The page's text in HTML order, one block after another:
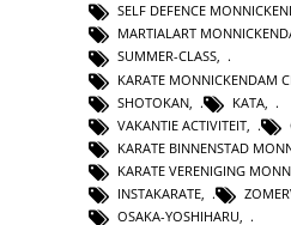
SELF DEFENCE
MARTIALART
SUMMER-CLASS,
KARATE MONNICKENDAM
SHOTOKAN
KATA
VAKANTIE ACTIVITEIT
KARATE BINNENSTAD
KARATE VERENIGING
INSTAKARATE
OSAKA-YOSHIHARU